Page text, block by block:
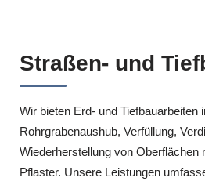
Straßen- und
Wir bieten Erd- und Tiefbauarbeiten
Rohrgrabenaushub, Verfüllung,
Wiederherstellung von Oberflächen
Pflaster. Unsere Leistungen